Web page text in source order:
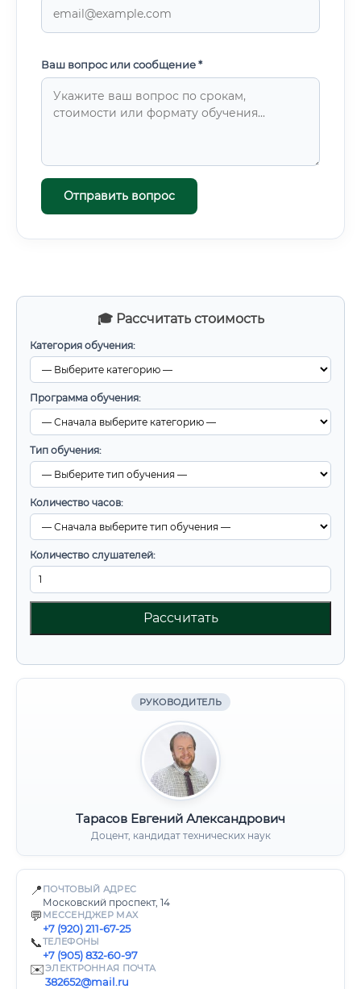
🎓 Рассчитать стоимость
Категория обучения:
Программа обучения:
Тип обучения:
Количество часов:
Количество слушателей:
Рассчитать
РУКОВОДИТЕЛЬ
Тарасов Евгений Александрович
Доцент, кандидат технических наук
📍 ПОЧТОВЫЙ АДРЕС
Московский проспект, 14
💬 МЕССЕНДЖЕР MAX
+7 (920) 211-67-25
📞ТЕЛЕФОНЫ
+7 (905) 832-60-97
✉️ЭЛЕКТРОННАЯ ПОЧТА
382652@mail.ru
Ваш вопрос или сообщение *
Отправить вопрос